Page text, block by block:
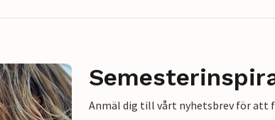
Anmäl dig till vårt nyhetsbrev för att